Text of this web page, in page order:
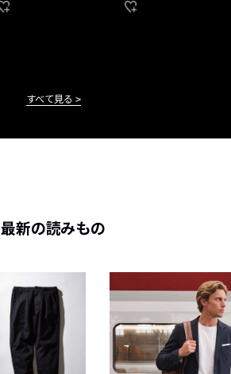
すべて見る
最新の読みもの